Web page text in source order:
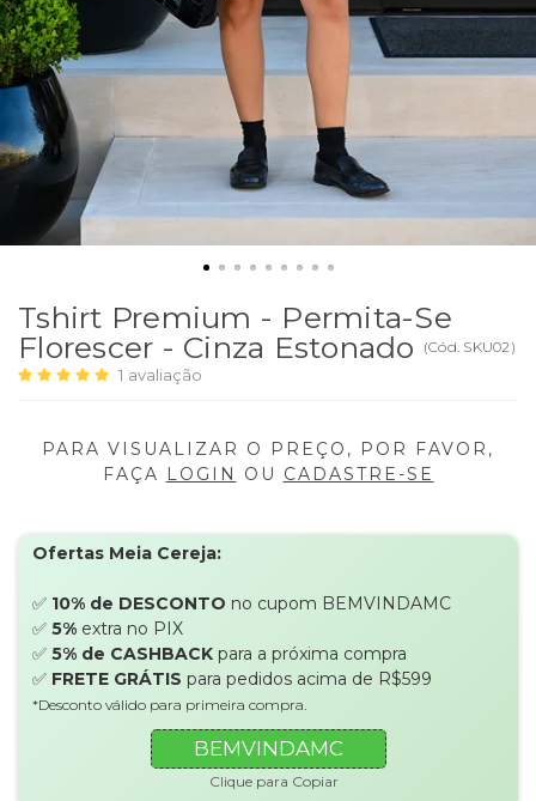
Tshirt Premium - Permita-Se
Florescer - Cinza Estonado
(Cód. SKU02 )
1 avaliação
PARA VISUALIZAR O PREÇO, POR FAVOR,
FAÇA LOGIN OU CADASTRE-SE
Ofertas Meia Cereja:
✅ 10% de DESCONTO no cupom BEMVINDAMC
✅ 5% extra no PIX
✅ 5% de CASHBACK para a próxima compra
✅ FRETE GRÁTIS para pedidos acima de R$599
*Desconto válido para primeira compra.
BEMVINDAMC
Clique para Copiar